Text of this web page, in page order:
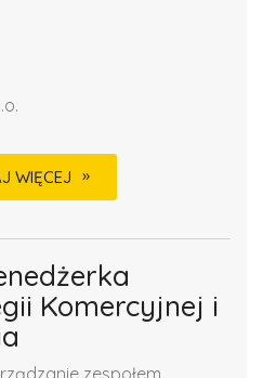
WIĘCEJ
Komercyjnej i
zespołem